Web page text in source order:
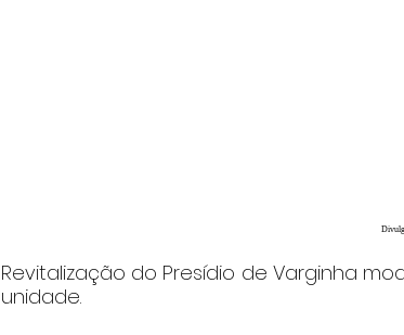
Revitalização do Presídio de Varginha
unidade.